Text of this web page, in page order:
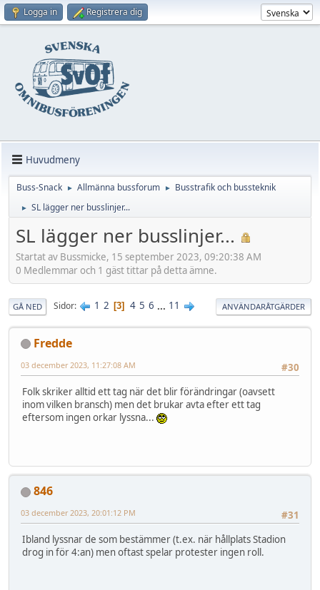
Logga in Registrera dig
Huvudmeny
Buss-Snack ► Allmänna bussforum ► Busstrafik och bussteknik
► SL lägger ner busslinjer...
SL lägger ner busslinjer...
Startat av Bussmicke, 15 september 2023, 09:20:38 AM
0 Medlemmar och 1 gäst tittar på detta ämne.
GÅ NED Sidor 1 2 3 4 5 6 ... 11 ANVÄNDARÅTGÄRDER
Fredde
#30
03 december 2023, 11:27:08 AM
Folk skriker alltid ett tag när det blir förändringar (oavsett
inom vilken bransch) men det brukar avta efter ett tag
eftersom ingen orkar lyssna...
846
#31
03 december 2023, 20:01:12 PM
Ibland lyssnar de som bestämmer (t.ex. när hållplats Stadion
drog in för 4:an) men oftast spelar protester ingen roll.